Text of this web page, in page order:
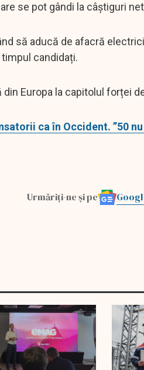
se pot gândi la câștiguri
să aducă de afacră
candidați.
din Europa la capitolul forței
ca în Occident. ”50 nu
Urmăriți-ne și pe